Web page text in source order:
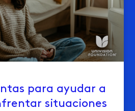
para ayudar a
situaciones